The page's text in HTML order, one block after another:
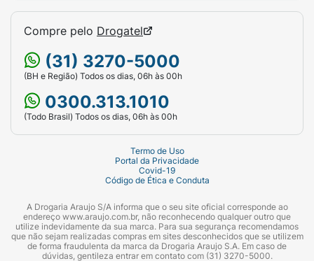
Compre pelo Drogatel
(31) 3270-5000
(BH e Região) Todos os dias, 06h às 00h
0300.313.1010
(Todo Brasil) Todos os dias, 06h às 00h
Termo de Uso
Portal da Privacidade
Covid-19
Código de Ética e Conduta
A Drogaria Araujo S/A informa que o seu site oficial corresponde ao
endereço www.araujo.com.br, não reconhecendo qualquer outro que
utilize indevidamente da sua marca. Para sua segurança recomendamos
que não sejam realizadas compras em sites desconhecidos que se utilizem
de forma fraudulenta da marca da Drogaria Araujo S.A. Em caso de
dúvidas, gentileza entrar em contato com (31) 3270-5000.